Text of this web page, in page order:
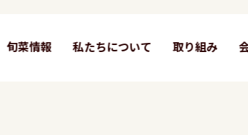
旬菜情報 私たちについて 取り組み